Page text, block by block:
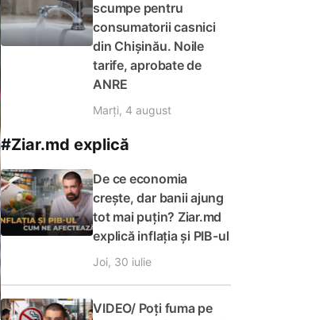
scumpe pentru
consumatorii casnici
din Chișinău. Noile
tarife, aprobate de
ANRE
Marți, 4 august
#Ziar.md explică
De ce economia
crește, dar banii ajung
tot mai puțin? Ziar.md
explică inflația și PIB-ul
Joi, 30 iulie
VIDEO/ Poți fuma pe